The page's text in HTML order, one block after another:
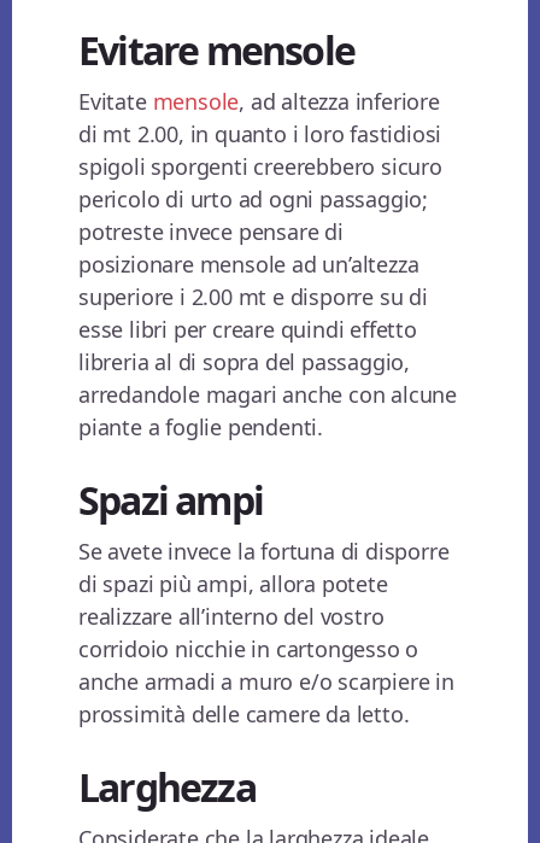
Evitare mensole
Evitate mensole, ad altezza inferiore
di mt 2.00, in quanto i loro fastidiosi
spigoli sporgenti creerebbero sicuro
pericolo di urto ad ogni passaggio;
potreste invece pensare di
posizionare mensole ad un’altezza
superiore i 2.00 mt e disporre su di
esse libri per creare quindi effetto
libreria al di sopra del passaggio,
arredandole magari anche con alcune
piante a foglie pendenti.
Spazi ampi
Se avete invece la fortuna di disporre
di spazi più ampi, allora potete
realizzare all’interno del vostro
corridoio nicchie in cartongesso o
anche armadi a muro e/o scarpiere in
prossimità delle camere da letto.
Larghezza